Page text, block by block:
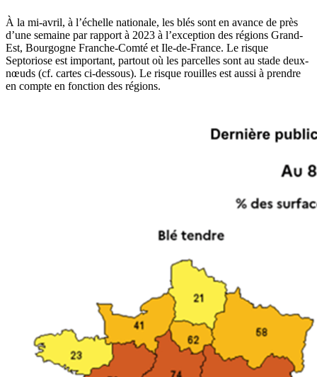
À la mi-avril, à l’échelle nationale, les blés sont en avance de près
d’une semaine par rapport à 2023 à l’exception des régions Grand-
Est, Bourgogne Franche-Comté et Ile-de-France. Le risque
Septoriose est important, partout où les parcelles sont au stade deux-
nœuds (cf. cartes ci-dessous). Le risque rouilles est aussi à prendre
en compte en fonction des régions.